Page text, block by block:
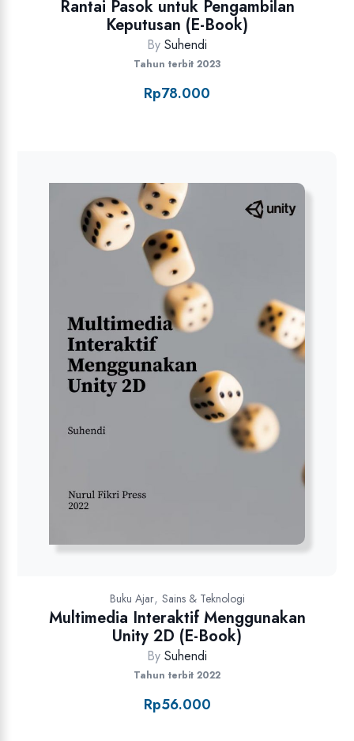
Rantai Pasok untuk Pengambilan
Keputusan (E-Book)
By Suhendi
Tahun terbit 2023
Rp78.000
Buku Ajar, Sains & Teknologi
Multimedia Interaktif Menggunakan
Unity 2D (E-Book)
By Suhendi
Tahun terbit 2022
Rp56.000